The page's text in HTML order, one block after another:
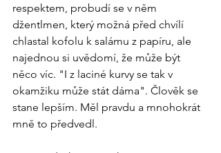
respektem, probudí se v něm
džentlmen, který možná před chvílí
chlastal kofolu k salámu z papíru, ale
najednou si uvědomí, že může být
něco víc. "I z laciné kurvy se tak v
okamžiku může stát dáma". Člověk se
stane lepším. Měl pravdu a mnohokrát
mně to předvedl.